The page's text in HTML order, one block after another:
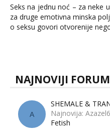
Seks na jednu noć – za neke
za druge emotivna minska
o seksu govori otvorenije
dalje izaziva burne
NAJNOVIJI
A
SHEMALE &
Najnovija:
Fetish